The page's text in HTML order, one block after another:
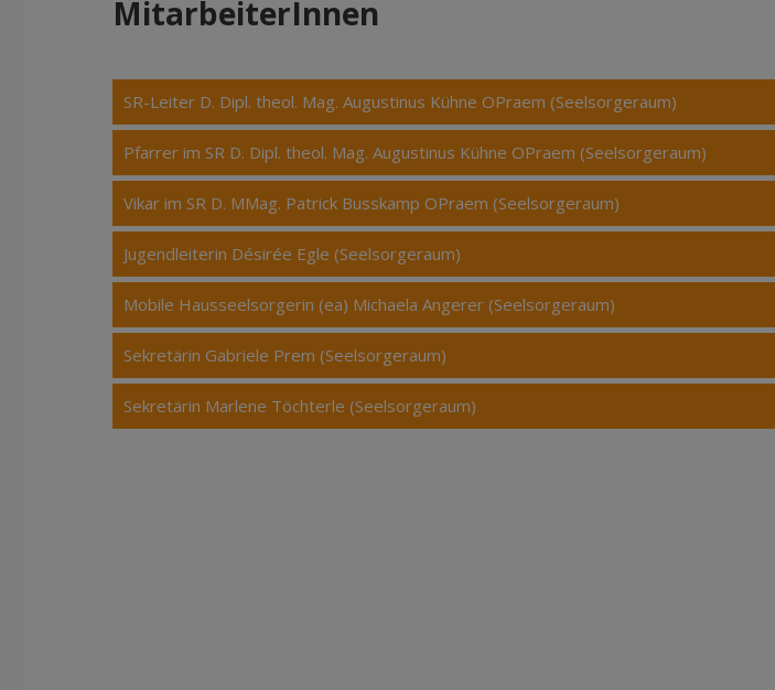
MitarbeiterInnen
SR-Leiter D. Dipl. theol. Mag. Augustinus Kühne OPraem (Seelsorgeraum)
Pfarrer im SR D. Dipl. theol. Mag. Augustinus Kühne OPraem (Seelsorgeraum)
Vikar im SR D. MMag. Patrick Busskamp OPraem (Seelsorgeraum)
Jugendleiterin Désirée Egle (Seelsorgeraum)
Mobile Hausseelsorgerin (ea) Michaela Angerer (Seelsorgeraum)
Sekretärin Gabriele Prem (Seelsorgeraum)
Sekretärin Marlene Töchterle (Seelsorgeraum)